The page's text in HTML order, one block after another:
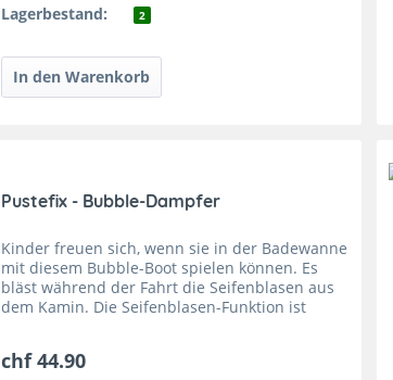
Lagerbestand:
2
Pustefix - Bubble-Dampfer
Kinder freuen sich, wenn sie in der Badewanne
mit diesem Bubble-Boot spielen können. Es
bläst während der Fahrt die Seifenblasen aus
dem Kamin. Die Seifenblasen-Funktion ist
chf 44.90